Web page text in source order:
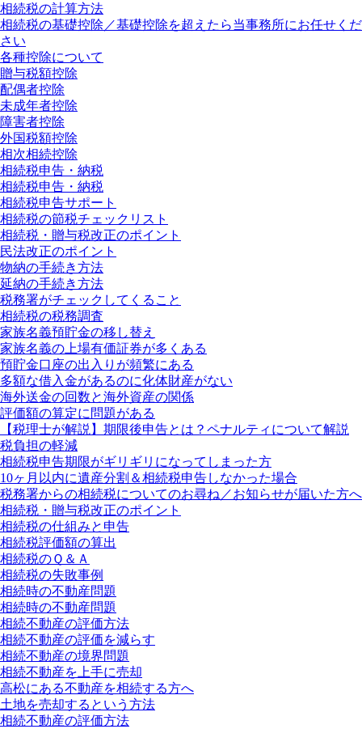
相続税の計算方法
相続税の基礎控除／基礎控除を超えたら当事務所にお任せくだ
さい
各種控除について
贈与税額控除
配偶者控除
未成年者控除
障害者控除
外国税額控除
相次相続控除
相続税申告・納税
相続税申告・納税
相続税申告サポート
相続税の節税チェックリスト
相続税・贈与税改正のポイント
民法改正のポイント
物納の手続き方法
延納の手続き方法
税務署がチェックしてくること
相続税の税務調査
家族名義預貯金の移し替え
家族名義の上場有価証券が多くある
預貯金口座の出入りが頻繁にある
多額な借入金があるのに化体財産がない
海外送金の回数と海外資産の関係
評価額の算定に問題がある
【税理士が解説】期限後申告とは？ペナルティについて解説
税負担の軽減
相続税申告期限がギリギリになってしまった方
10ヶ月以内に遺産分割＆相続税申告しなかった場合
税務署からの相続税についてのお尋ね／お知らせが届いた方へ
相続税・贈与税改正のポイント
相続税の仕組みと申告
相続税評価額の算出
相続税のＱ＆Ａ
相続税の失敗事例
相続時の不動産問題
相続時の不動産問題
相続不動産の評価方法
相続不動産の評価を減らす
相続不動産の境界問題
相続不動産を上手に売却
高松にある不動産を相続する方へ
土地を売却するという方法
相続不動産の評価方法